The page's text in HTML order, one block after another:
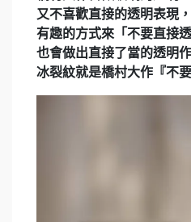
又不喜歡直接的透明表現
有趣的方式來「不要直接
也會做出直接了當的透明
冰裂紋就是橋村大作『不